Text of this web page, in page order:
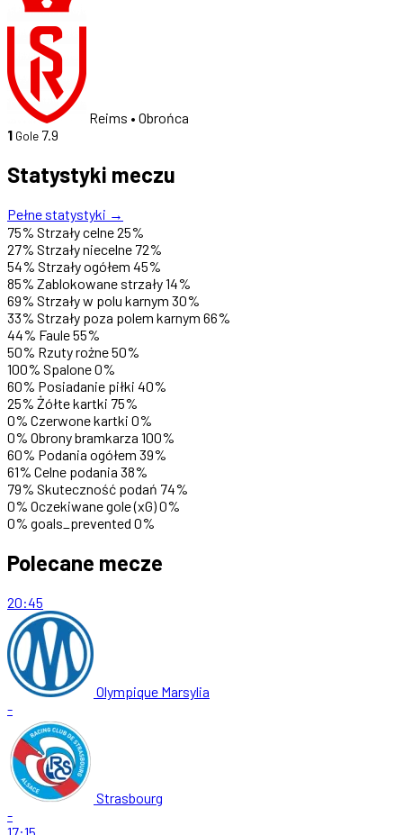
Reims • Obrońca
1 Gole 7.9
Statystyki meczu
Pełne statystyki →
75% Strzały celne25%
27% Strzały niecelne 72%
54% Strzały ogółem 45%
85% Zablokowane strzały14%
69% Strzały w polu karnym 30%
33% Strzały poza polem karnym 66%
44% Faule55%
50% Rzuty rożne50%
100% Spalone0%
60% Posiadanie piłki 40%
25% Żółte kartki 75%
0% Czerwone kartki 0%
0% Obrony bramkarza 100%
60% Podania ogółem 39%
61% Celne podania 38%
79% Skuteczność podań 74%
0% Oczekiwane gole (xG)0%
0% goals_prevented 0%
Polecane mecze
20:45
Olympique Marsylia
-
Strasbourg
-
17:15